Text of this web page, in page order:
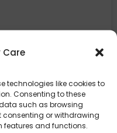
Care
technologies like cookies to
Consenting to these
such as browsing
consenting or withdrawing
and functions.
είναι